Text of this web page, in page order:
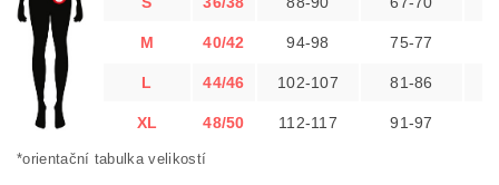
M 40/42 94-98 75-77
L 44/46 102-107 81-86
XL 48/50 112-117 91-97
*orientační tabulka velikostí